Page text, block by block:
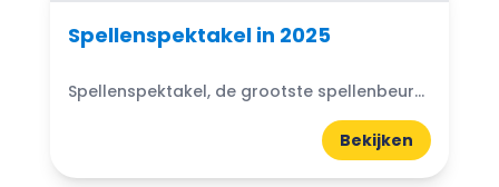
Spellenspektakel in 2025
Spellenspektakel, de grootste spellenbeurs van Nederland, keert in 2025 terug naar de Jaarbeurs in Utrecht!
Bekijken